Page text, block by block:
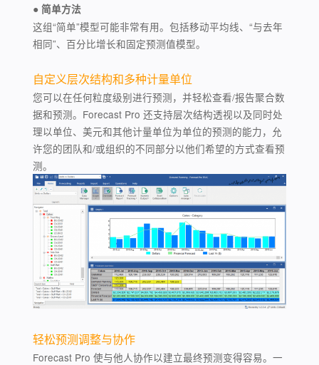
● 简单方法
这组“简单”模型可能非常有用。包括移动平均线、“与去年
相同”、百分比增长和固定预测值模型。
自定义层次结构和多种计量单位
您可以在任何粒度级别进行预测，并轻松查看/报告聚合数
据和预测。Forecast Pro 还支持层次结构透视以及同时处
理以单位、美元和其他计量单位为单位的预测的能力，允
许您的团队和/或组织的不同部分以他们希望的方式查看预
测。
轻松预测调整与协作
Forecast Pro 使与他人协作以建立最终预测变得容易。一